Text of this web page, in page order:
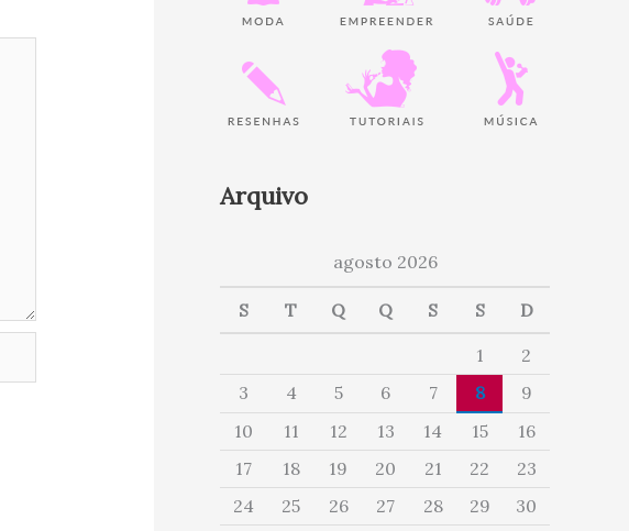
Arquivo
agosto 2026
S T Q Q S S D
1
2
3
4 5 6 7 8
9
10
11 12 13 14 15
16
17
18 19 20 21 22
23
24
25 26 27 28 29
30